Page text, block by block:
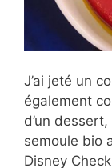
J’ai jeté un
également
d’un
semoule bio
Disney